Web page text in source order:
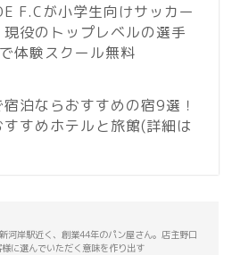
F.Cが小学生向けサッカー
役のトップレベルの選手
体験スクール無料
泊ならおすすめの宿9選！
すめホテルと旅館(詳細は
河岸駅近く、創業44年のパン屋さん。店主野口
に選んでいただく意味を作り出す